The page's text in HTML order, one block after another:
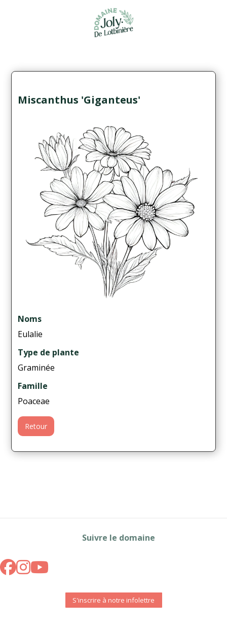
Miscanthus 'Giganteus'
Noms
Eulalie
Type de plante
Graminée
Famille
Poaceae
Retour
Suivre le domaine
S'inscrire à notre infolettre